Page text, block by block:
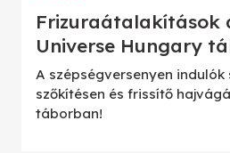
Frizuraátalakítások
Universe Hungary
A szépségversenyen indulók
szőkítésen és frissítő
táborban!